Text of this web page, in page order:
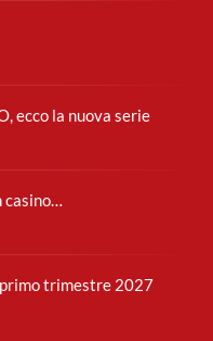
ecco la nuova serie
casino…
trimestre 2027